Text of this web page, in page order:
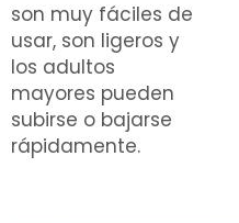
son muy fáciles de
usar, son ligeros y
los adultos
mayores pueden
subirse o bajarse
rápidamente.